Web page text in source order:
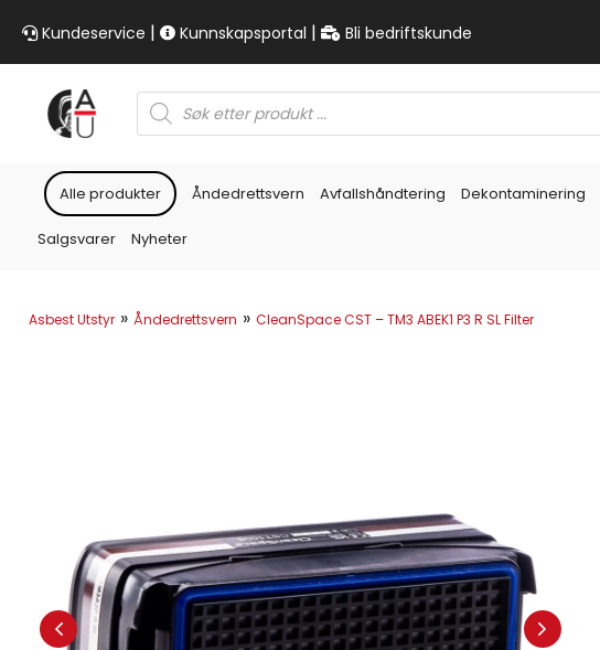
Kundeservice | Kunnskapsportal | Bli bedriftskunde
Products
search
Alle produkter Åndedrettsvern Avfallshåndtering Dekontaminering
Salgsvarer Nyheter
Asbest Utstyr » Åndedrettsvern » CleanSpace CST – TM3 ABEK1 P3 R SL Filter